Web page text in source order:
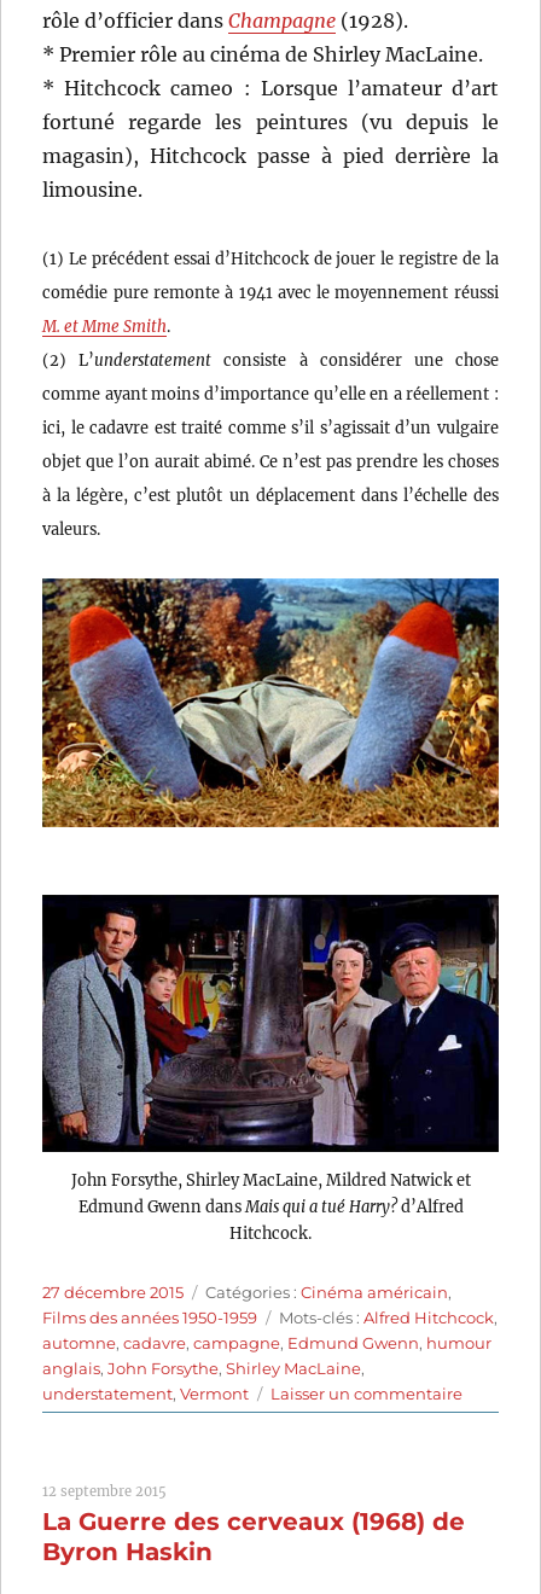
rôle d’officier dansChampagne (1928).
* Premier rôle au cinéma de Shirley MacLaine.
* Hitchcock cameo : Lorsque l’amateur d’art
fortuné regarde les peintures (vu depuis le
magasin), Hitchcock passe à pied derrière la
limousine.
(1) Le précédent essai d’Hitchcock de jouer le registre de la
comédie pure remonte à 1941 avec le moyennement réussi
M. et Mme Smith.
(2) L’understatement consiste à considérer une chose
comme ayant moins d’importance qu’elle en a réellement :
ici, le cadavre est traité comme s’il s’agissait d’un vulgaire
objet que l’on aurait abimé. Ce n’est pas prendre les choses
à la légère, c’est plutôt un déplacement dans l’échelle des
valeurs.
John Forsythe, Shirley MacLaine, Mildred Natwick et
Edmund Gwenn dans Mais qui a tué Harry?d’Alfred
Hitchcock.
Publié
le
27 décembre 2015 Catégories
Catégories :Cinéma américain,
Films des années 1950-1959
Étiquettes
Mots-clés :Alfred Hitchcock,
automne,cadavre,campagne, Edmund Gwenn, humour
anglais,John Forsythe,Shirley MacLaine,
understatement,Vermont Laisser un commentairesur
Mais
Harry?
12 septembre 2015
La Guerre des cerveaux (1968) de
Byron Haskin